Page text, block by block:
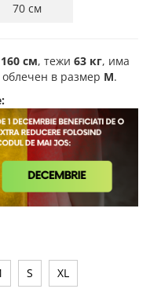
70 см
160 см, тежи 63 кг, има
облечен в размер M.
S XL